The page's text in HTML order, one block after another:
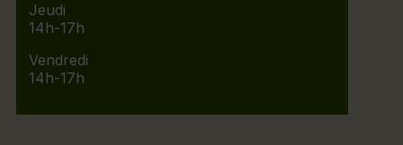
Jeudi
14h-17h
Vendredi
14h-17h